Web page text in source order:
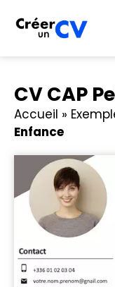
CV CAP
Accueil »
Enfance